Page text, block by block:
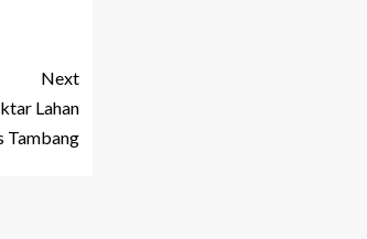
Next
Lahan
Tambang